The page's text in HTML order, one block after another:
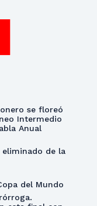
se floreó
Intermedio
Anual
eliminado de la
del Mundo